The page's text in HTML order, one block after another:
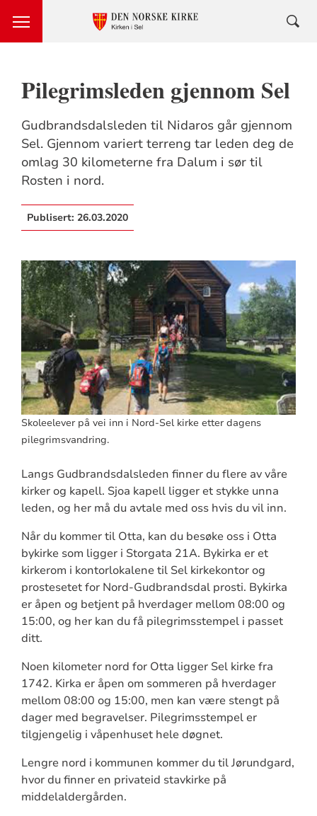
Pilegrimsleden gjennom Sel
Gudbrandsdalsleden til Nidaros går gjennom
Sel. Gjennom variert terreng tar leden deg de
omlag 30 kilometerne fra Dalum i sør til
Rosten i nord.
Publisert: 26.03.2020
Skoleelever på vei inn i Nord-Sel kirke etter dagens
pilegrimsvandring.
Langs Gudbrandsdalsleden finner du flere av våre
kirker og kapell. Sjoa kapell ligger et stykke unna
leden, og her må du avtale med oss hvis du vil inn.
Når du kommer til Otta, kan du besøke oss i Otta
bykirke som ligger i Storgata 21A. Bykirka er et
kirkerom i kontorlokalene til Sel kirkekontor og
prostesetet for Nord-Gudbrandsdal prosti. Bykirka
er åpen og betjent på hverdager mellom 08:00 og
15:00, og her kan du få pilegrimsstempel i passet
ditt.
Noen kilometer nord for Otta ligger Sel kirke fra
1742. Kirka er åpen om sommeren på hverdager
mellom 08:00 og 15:00, men kan være stengt på
dager med begravelser. Pilegrimsstempel er
tilgjengelig i våpenhuset hele døgnet.
Lengre nord i kommunen kommer du til Jørundgard,
hvor du finner en privateid stavkirke på
middelaldergården.